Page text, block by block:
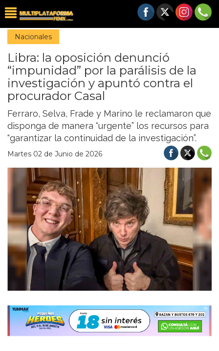
Nacionales
Libra: la oposición denunció
“impunidad” por la parálisis de la
investigación y apuntó contra el
procurador Casal
Ferraro, Selva, Frade y Marino le reclamaron que
disponga de manera “urgente” los recursos para
“garantizar la continuidad de la investigación”.
Martes 02 de Junio de 2026